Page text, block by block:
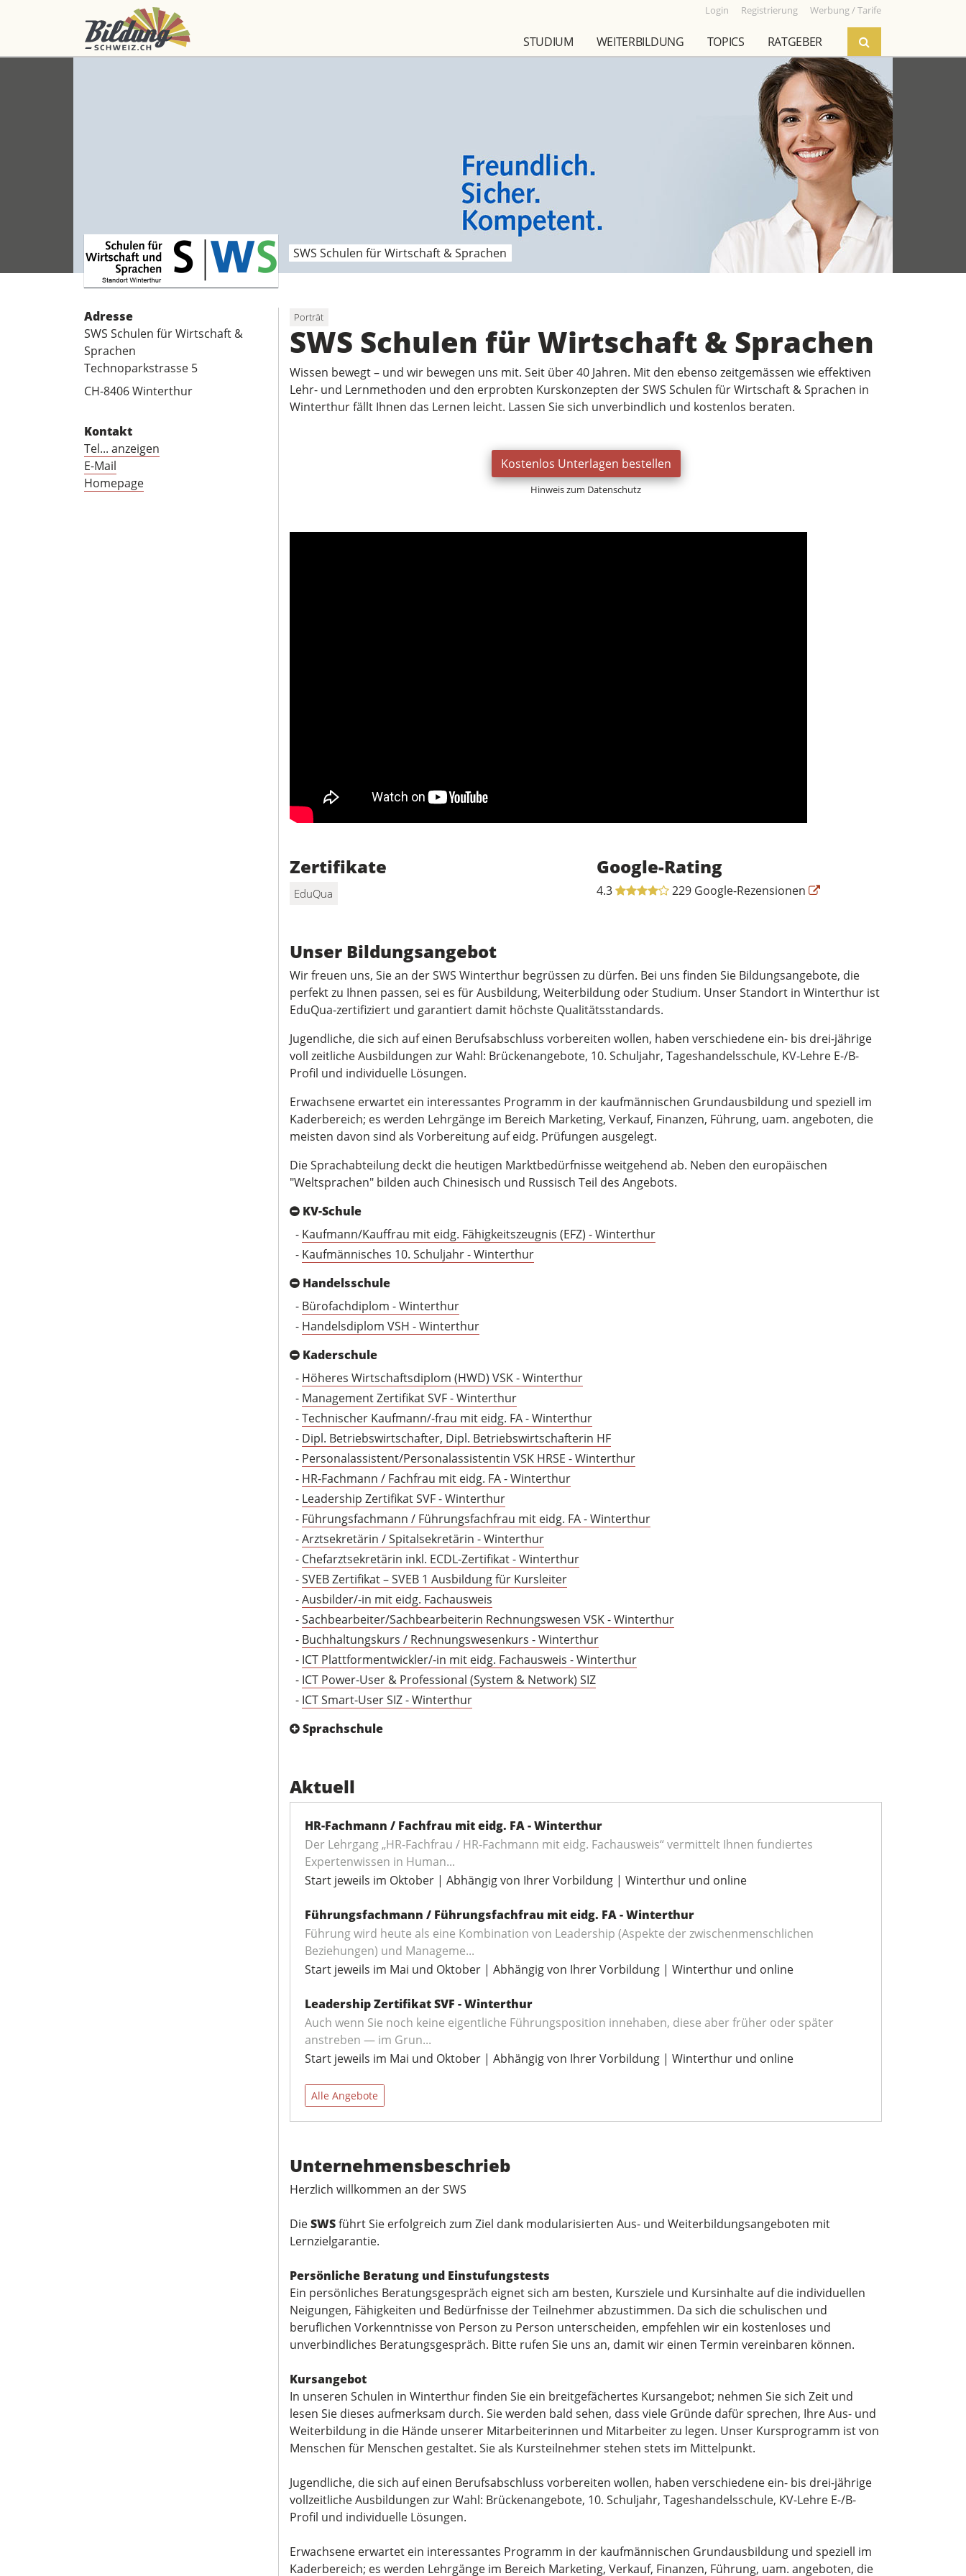
Login Registrierung Werbung / Tarife
STUDIUM WEITERBILDUNG TOPICS RATGEBER
SWS Schulen für Wirtschaft & Sprachen
Adresse
SWS Schulen für Wirtschaft &
Sprachen
Technoparkstrasse 5
CH-8406 Winterthur
Kontakt
Tel... anzeigen
E-Mail
Homepage
Porträt
SWS Schulen für Wirtschaft & Sprachen
Wissen bewegt – und wir bewegen uns mit. Seit über 40 Jahren. Mit den ebenso zeitgemässen wie effektiven
Lehr- und Lernmethoden und den erprobten Kurskonzepten der SWS Schulen für Wirtschaft & Sprachen in
Winterthur fällt Ihnen das Lernen leicht. Lassen Sie sich unverbindlich und kostenlos beraten.
Kostenlos Unterlagen bestellen
Hinweis zum Datenschutz
Zertifikate
EduQua
Google-Rating
4.3 229 Google-Rezensionen
Unser Bildungsangebot
Wir freuen uns, Sie an der SWS Winterthur begrüssen zu dürfen. Bei uns finden Sie Bildungsangebote, die
perfekt zu Ihnen passen, sei es für Ausbildung, Weiterbildung oder Studium. Unser Standort in Winterthur ist
EduQua-zertifiziert und garantiert damit höchste Qualitätsstandards.
Jugendliche, die sich auf einen Berufsabschluss vorbereiten wollen, haben verschiedene ein- bis drei-jährige
voll zeitliche Ausbildungen zur Wahl: Brückenangebote, 10. Schuljahr, Tageshandelsschule, KV-Lehre E-/B-
Profil und individuelle Lösungen.
Erwachsene erwartet ein interessantes Programm in der kaufmännischen Grundausbildung und speziell im
Kaderbereich; es werden Lehrgänge im Bereich Marketing, Verkauf, Finanzen, Führung, uam. angeboten, die
meisten davon sind als Vorbereitung auf eidg. Prüfungen ausgelegt.
Die Sprachabteilung deckt die heutigen Marktbedürfnisse weitgehend ab. Neben den europäischen
"Weltsprachen" bilden auch Chinesisch und Russisch Teil des Angebots.
KV-Schule
- Kaufmann/Kauffrau mit eidg. Fähigkeitszeugnis (EFZ) - Winterthur
- Kaufmännisches 10. Schuljahr - Winterthur
Handelsschule
- Bürofachdiplom - Winterthur
- Handelsdiplom VSH - Winterthur
Kaderschule
- Höheres Wirtschaftsdiplom (HWD) VSK - Winterthur
- Management Zertifikat SVF - Winterthur
-Technischer Kaufmann/-frau mit eidg. FA - Winterthur
- Dipl. Betriebswirtschafter, Dipl. Betriebswirtschafterin HF
- Personalassistent/Personalassistentin VSK HRSE - Winterthur
- HR-Fachmann / Fachfrau mit eidg. FA - Winterthur
- Leadership Zertifikat SVF - Winterthur
- Führungsfachmann / Führungsfachfrau mit eidg. FA - Winterthur
-Arztsekretärin / Spitalsekretärin - Winterthur
- Chefarztsekretärin inkl. ECDL-Zertifikat - Winterthur
-SVEB Zertifikat – SVEB 1 Ausbildung für Kursleiter
-Ausbilder/-in mit eidg. Fachausweis
-Sachbearbeiter/Sachbearbeiterin Rechnungswesen VSK - Winterthur
- Buchhaltungskurs / Rechnungswesenkurs - Winterthur
- ICT Plattformentwickler/-in mit eidg. Fachausweis - Winterthur
- ICT Power-User & Professional (System & Network) SIZ
- ICT Smart-User SIZ - Winterthur
Sprachschule
Aktuell
HR-Fachmann / Fachfrau mit eidg. FA - Winterthur
Der Lehrgang „HR-Fachfrau / HR-Fachmann mit eidg. Fachausweis“ vermittelt Ihnen fundiertes
Expertenwissen in Human...
Start jeweils im Oktober | Abhängig von Ihrer Vorbildung | Winterthur und online
Führungsfachmann / Führungsfachfrau mit eidg. FA - Winterthur
Führung wird heute als eine Kombination von Leadership (Aspekte der zwischenmenschlichen
Beziehungen) und Manageme...
Start jeweils im Mai und Oktober | Abhängig von Ihrer Vorbildung | Winterthur und online
Leadership Zertifikat SVF - Winterthur
Auch wenn Sie noch keine eigentliche Führungsposition innehaben, diese aber früher oder später
anstreben — im Grun...
Start jeweils im Mai und Oktober | Abhängig von Ihrer Vorbildung | Winterthur und online
Alle Angebote
Unternehmensbeschrieb
Herzlich willkommen an der SWS
DieSWSführt Sie erfolgreich zum Ziel dank modularisierten Aus- und Weiterbildungsangeboten mit
Lernzielgarantie.
Persönliche Beratung und Einstufungstests
Ein persönliches Beratungsgespräch eignet sich am besten, Kursziele und Kursinhalte auf die individuellen
Neigungen, Fähigkeiten und Bedürfnisse der Teilnehmer abzustimmen. Da sich die schulischen und
beruflichen Vorkenntnisse von Person zu Person unterscheiden, empfehlen wir ein kostenloses und
unverbindliches Beratungsgespräch. Bitte rufen Sie uns an, damit wir einen Termin vereinbaren können.
Kursangebot
In unseren Schulen in Winterthur finden Sie ein breitgefächertes Kursangebot; nehmen Sie sich Zeit und
lesen Sie dieses aufmerksam durch. Sie werden bald sehen, dass viele Gründe dafür sprechen, Ihre Aus- und
Weiterbildung in die Hände unserer Mitarbeiterinnen und Mitarbeiter zu legen. Unser Kursprogramm ist von
Menschen für Menschen gestaltet. Sie als Kursteilnehmer stehen stets im Mittelpunkt.
Jugendliche, die sich auf einen Berufsabschluss vorbereiten wollen, haben verschiedene ein- bis drei-jährige
vollzeitliche Ausbildungen zur Wahl: Brückenangebote, 10. Schuljahr, Tageshandelsschule, KV-Lehre E-/B-
Profil und individuelle Lösungen.
Erwachsene erwartet ein interessantes Programm in der kaufmännischen Grundausbildung und speziell im
Kaderbereich; es werden Lehrgänge im Bereich Marketing, Verkauf, Finanzen, Führung, uam. angeboten, die